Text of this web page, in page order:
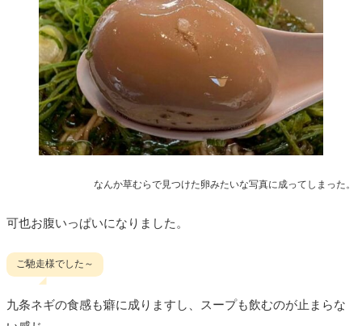
なんか草むらで見つけた卵みたいな写真に成ってしまった。
可也お腹いっぱいになりました。
ご馳走様でした～
九条ネギの食感も癖に成りますし、スープも飲むのが止まらな